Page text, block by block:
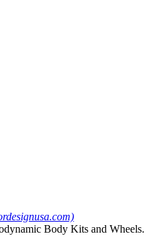
Body Kits and Wheels.